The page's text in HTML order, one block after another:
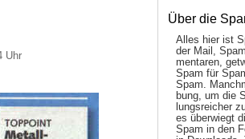
Uhr
Über die
Alles hier ist
der Mail,
men­taren,
Spam für
Spam.
bung, um die
lungs­reich­er
es über­wiegt
Spam in den